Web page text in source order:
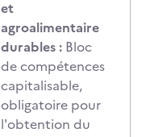
et
agroalimentaire
durables : Bloc
de compétences
capitalisable,
obligatoire pour
l'obtention du